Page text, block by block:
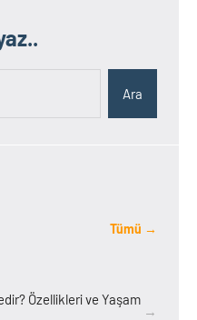
Ara
Tümü →
Özellikleri ve Yaşam
→